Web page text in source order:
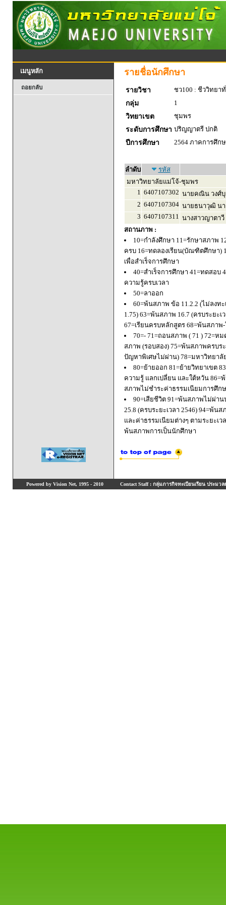
เมนูหลัก
ถอยกลับ
รายชื่อนักศึกษา
รายวิชา
ชว100 : ชีววิทยา
กลุ่ม
1
วิทยาเขต
ชุมพร
ระดับการศึกษา ปริญญาตรี ปกติ
ปีการศึกษา
2564 ภาคการศึก
ลำดับ
รหัส
มหาวิทยาลัยแม่โจ้-ชุมพร
1 6407107302 นายคณิน วงศ์
2 6407107304 นายธนาวุฒิ น
3 6407107311 นางสาวญาตา
สถานภาพ :
10=กำลังศึกษา 11=รักษาสภาพ
ครบ 16=ทดลองเรียน(บัณฑิตศึกษา)
เพื่อสำเร็จการศึกษา
40=สำเร็จการศึกษา 41=ทดสอบ
ความรู้ครบเวลา
50=ลาออก
60=พ้นสภาพ ข้อ 11.2.2 (ไม่ลงท
1.75) 63=พ้นสภาพ 16.7 (ครบระยะ
67=เรียนครบหลักสูตร 68=พ้นสภา
70=- 71=ถอนสภาพ ( 71 ) 72=
สภาพ (รอบสอง) 75=พ้นสภาพครบ
ปัญหาพิเศษไม่ผ่าน) 78=มหาวิทยา
80=ย้ายออก 81=ย้ายวิทยาเขต
ความรู้ แลกเปลี่ยน และใต้หวัน
สภาพไม่ชำระค่าธรรมเนียมการศึก
90=เสียชีวิต 91=พ้นสภาพไม่ผ่า
25.8 (ครบระยะเวลา 2546) 94=พ้
และค่าธรรมเนียมต่างๆ ตามระยะเ
พ้นสภาพการเป็นนักศึกษา
Powered by Vision Net, 1995 - 2010 Contact Staff : กลุ่มภารกิจทะเบียนเรียน ประมวล